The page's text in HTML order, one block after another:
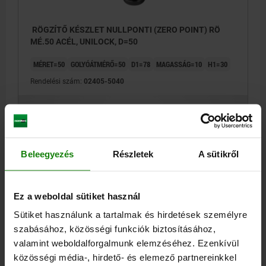
Beleegyezés Részletek A sütikről
Ez a weboldal sütiket használ
Sütiket használunk a tartalmak és hirdetések személyre
szabásához, közösségi funkciók biztosításához,
valamint weboldalforgalmunk elemzéséhez. Ezenkívül
közösségi média-, hirdető- és elemező partnereinkkel
RÖGZÍTŐ KÉSZLET NULLPONTI (ZERO POINT) RÖ
MÉ.50 ACÉL, UNILOCK, D=50
MÉRET=50 GOLYÓÁTMÉRŐ=50 D1=78 MAGASSÁG=10 H1=30
Rendelési szám: 02405-5040
RÉSZLETEK
CAD
LETÖLTÉSEK